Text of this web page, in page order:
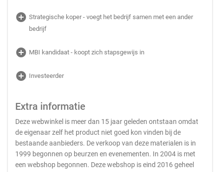
add_circle Strategische koper - voegt het bedrijf samen met een ander
bedrijf
add_circle MBI kandidaat - koopt zich stapsgewijs in
add_circle Investeerder
Extra informatie
Deze webwinkel is meer dan 15 jaar geleden ontstaan omdat
de eigenaar zelf het product niet goed kon vinden bij de
bestaande aanbieders. De verkoop van deze materialen is in
1999 begonnen op beurzen en evenementen. In 2004 is met
een webshop begonnen. Deze webshop is eind 2016 geheel